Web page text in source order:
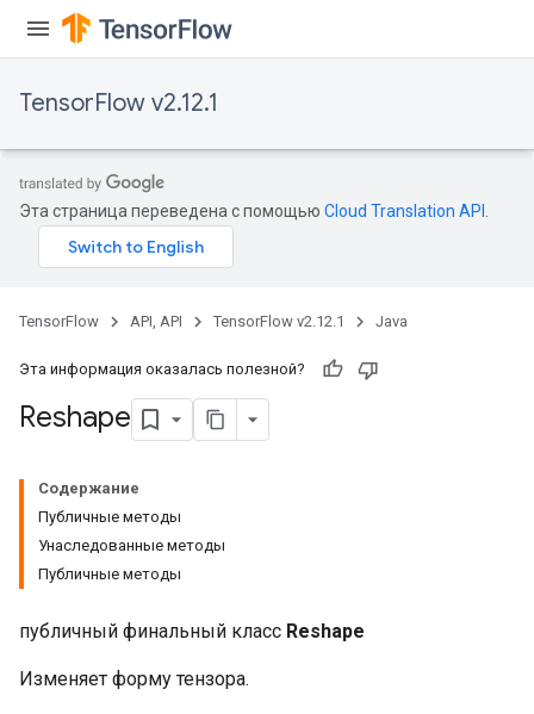
TensorFlow v2.12.1
Эта страница переведена с помощью Cloud Translation API
TensorFlow API, API TensorFlow v2.12.1 Java
Эта информация оказалась полезной?
Reshape
Содержание
Публичные методы
Унаследованные методы
Публичные методы
публичный финальный класс Reshape
Изменяет форму тензора.